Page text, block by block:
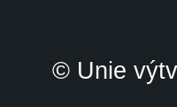
© Unie